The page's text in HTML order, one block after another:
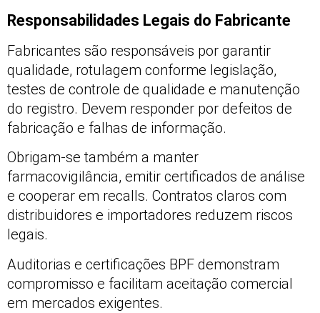
Responsabilidades Legais do Fabricante
Fabricantes são responsáveis por garantir
qualidade, rotulagem conforme legislação,
testes de controle de qualidade e manutenção
do registro. Devem responder por defeitos de
fabricação e falhas de informação.
Obrigam-se também a manter
farmacovigilância, emitir certificados de análise
e cooperar em recalls. Contratos claros com
distribuidores e importadores reduzem riscos
legais.
Auditorias e certificações BPF demonstram
compromisso e facilitam aceitação comercial
em mercados exigentes.